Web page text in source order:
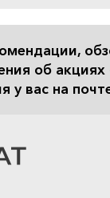
об акциях
у вас на